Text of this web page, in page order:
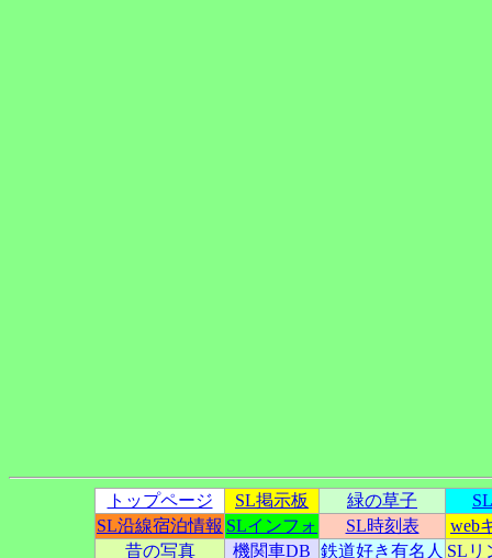
トップページ SL掲示板 緑の草子
SL沿線宿泊情報 SLインフォ SL時刻表
web
昔の写真
機関車DB 鉄道好き有名人 SLリ